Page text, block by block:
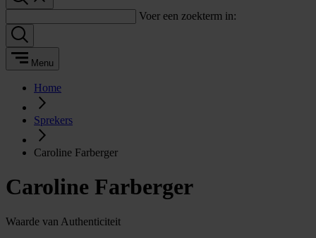
Voer een zoekterm in:
Menu
Home
Sprekers
Caroline Farberger
Caroline Farberger
Waarde van Authenticiteit